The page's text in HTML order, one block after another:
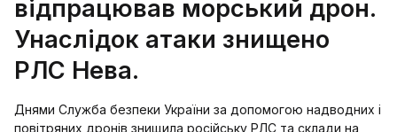
відпрацював морський дрон.
Унаслідок атаки знищено
РЛС Нева.
Днями Служба безпеки України за допомогою надводних і
повітряних дронів знищила російську РЛС та склади на